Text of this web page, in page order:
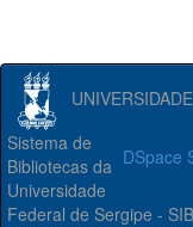
DSpace
Sistema de
Bibliotecas da
Universidade
Federal de Sergipe -